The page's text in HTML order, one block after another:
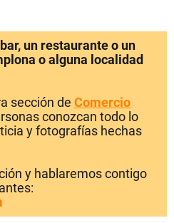
un restaurante o un
o alguna localidad
sección de Comercio
conozcan todo lo
y fotografías hechas
y hablaremos contigo